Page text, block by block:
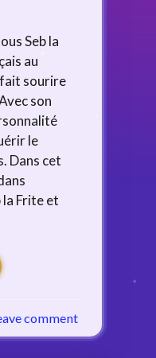
Seb la
au
sourire
son
le
Dans cet
la Frite et
comment